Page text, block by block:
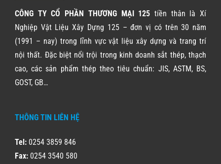
CÔNG TY CỔ PHẦN THƯƠNG MẠI 125 tiền thân là Xí
Nghiệp Vật Liệu Xây Dựng 125 – đơn vị có trên 30 năm
(1991 – nay) trong lĩnh vực vật liệu xây dựng và trang trí
nội thất. Đặc biệt nổi trội trong kinh doanh sắt thép, thạch
cao, các sản phẩm thép theo tiêu chuẩn: JIS, ASTM, BS,
GOST, GB…
THÔNG TIN LIÊN HỆ
Tel:0254 3859 846
Fax:0254 3540 580